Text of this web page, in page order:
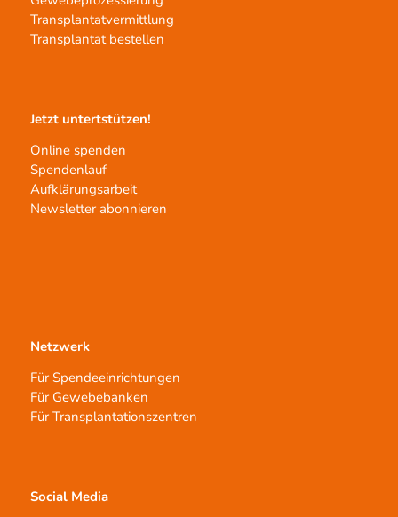
Transplantatvermittlung
Transplantat bestellen
Jetzt untertstützen!
Online spenden
Spendenlauf
Aufklärungsarbeit
Newsletter abonnieren
Netzwerk
Für Spendeeinrichtungen
Für Gewebebanken
Für Transplantationszentren
Social Media